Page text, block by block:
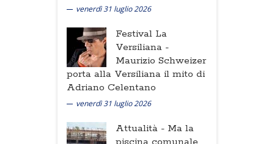
venerdì 31 luglio 2026
Festival La
Versiliana -
Maurizio Schweizer
porta alla Versiliana il mito di
Adriano Celentano
venerdì 31 luglio 2026
Attualità - Ma la